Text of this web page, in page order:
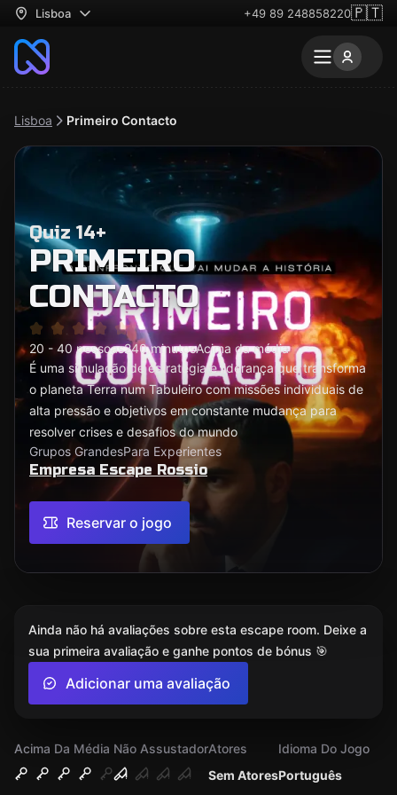
Lisboa +49 89 248858220🇵🇹
Lisboa Primeiro Contacto
Quiz 14+
PRIMEIRO
CONTACTO
20 - 40 pessoas240 minutosAcima da média
É uma simulação de estratégia e liderança que transforma
o planeta Terra num Tabuleiro com missões individuais de
alta pressão e objetivos em constante mudança para
resolver crises e desafios do mundo
Grupos GrandesPara Experientes
Empresa Escape Rossio
Reservar o jogo
Acima Da Média Não Assustador
Sem Atores
Atores
Português
Idioma Do Jogo
Ainda não há avaliações sobre esta escape room. Deixe a
sua primeira avaliação e ganhe pontos de bónus 🎯
Adicionar uma avaliação